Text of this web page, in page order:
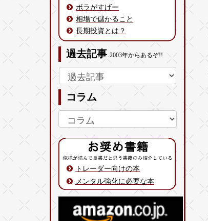
ボラがすげー
相場で儲かること
長期投資とは？
過去記事2003年からあるぞ!!
コラム
トレーダー向けの本
メンタル強化に必要な本